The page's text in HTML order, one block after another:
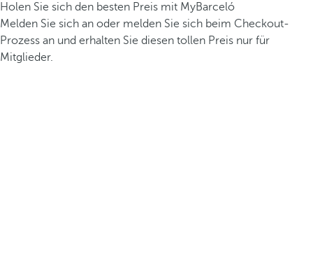
Holen Sie sich den besten Preis mit MyBarceló
Melden Sie sich an oder melden Sie sich beim Checkout-
Prozess an und erhalten Sie diesen tollen Preis nur für
Mitglieder.